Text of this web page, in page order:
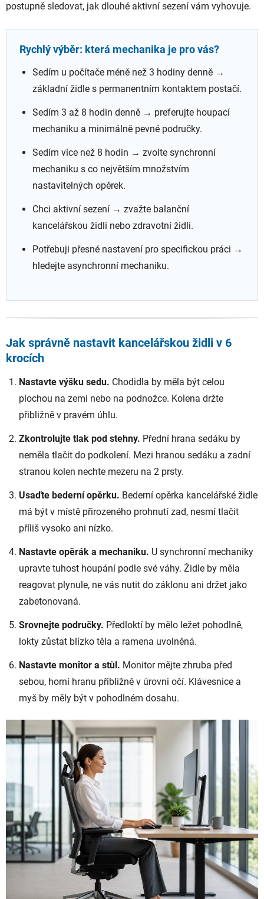
postupně sledovat, jak dlouhé aktivní sezení vám vyhovuje.
Rychlý výběr: která mechanika je pro vás?
Sedím u počítače méně než 3 hodiny denně →
základní židle s permanentním kontaktem postačí.
Sedím 3 až 8 hodin denně → preferujte houpací
mechaniku a minimálně pevné područky.
Sedím více než 8 hodin → zvolte synchronní
mechaniku s co největším množstvím
nastavitelných opěrek.
Chci aktivní sezení → zvažte balanční
kancelářskou židli nebo zdravotní židli.
Potřebuji přesné nastavení pro specifickou práci →
hledejte asynchronní mechaniku.
Jak správně nastavit kancelářskou židli v 6
krocích
Nastavte výšku sedu. Chodidla by měla být celou
plochou na zemi nebo na podnožce. Kolena držte
přibližně v pravém úhlu.
Zkontrolujte tlak pod stehny. Přední hrana sedáku by
neměla tlačit do podkolení. Mezi hranou sedáku a zadní
stranou kolen nechte mezeru na 2 prsty.
Usaďte bederní opěrku. Bederní opěrka kancelářské židle
má být v místě přirozeného prohnutí zad, nesmí tlačit
příliš vysoko ani nízko.
Nastavte opěrák a mechaniku. U synchronní mechaniky
upravte tuhost houpání podle své váhy. Židle by měla
reagovat plynule, ne vás nutit do záklonu ani držet jako
zabetonovaná.
Srovnejte područky. Předloktí by mělo ležet pohodlně,
lokty zůstat blízko těla a ramena uvolněná.
Nastavte monitor a stůl. Monitor mějte zhruba před
sebou, horní hranu přibližně v úrovni očí. Klávesnice a
myš by měly být v pohodlném dosahu.